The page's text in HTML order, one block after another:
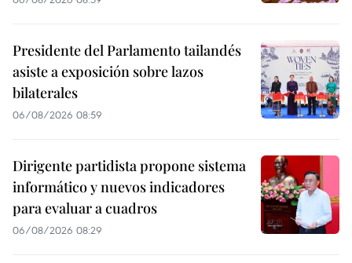
Presidente del Parlamento tailandés
asiste a exposición sobre lazos
bilaterales
06/08/2026 08:59
Dirigente partidista propone sistema
informático y nuevos indicadores
para evaluar a cuadros
06/08/2026 08:29